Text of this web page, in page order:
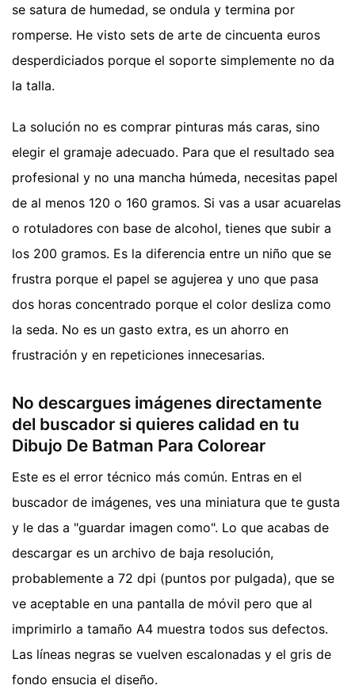
se satura de humedad, se ondula y termina por
romperse. He visto sets de arte de cincuenta euros
desperdiciados porque el soporte simplemente no da
la talla.
La solución no es comprar pinturas más caras, sino
elegir el gramaje adecuado. Para que el resultado sea
profesional y no una mancha húmeda, necesitas papel
de al menos 120 o 160 gramos. Si vas a usar acuarelas
o rotuladores con base de alcohol, tienes que subir a
los 200 gramos. Es la diferencia entre un niño que se
frustra porque el papel se agujerea y uno que pasa
dos horas concentrado porque el color desliza como
la seda. No es un gasto extra, es un ahorro en
frustración y en repeticiones innecesarias.
No descargues imágenes directamente
del buscador si quieres calidad en tu
Dibujo De Batman Para Colorear
Este es el error técnico más común. Entras en el
buscador de imágenes, ves una miniatura que te gusta
y le das a "guardar imagen como". Lo que acabas de
descargar es un archivo de baja resolución,
probablemente a 72 dpi (puntos por pulgada), que se
ve aceptable en una pantalla de móvil pero que al
imprimirlo a tamaño A4 muestra todos sus defectos.
Las líneas negras se vuelven escalonadas y el gris de
fondo ensucia el diseño.